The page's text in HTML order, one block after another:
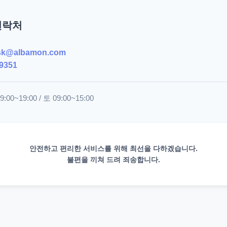
처
/ 토 09:00~15:00
안전하고 편리한 서비스를 위해 최선을 다하겠습니다.
불편을 끼쳐 드려 죄송합니다.